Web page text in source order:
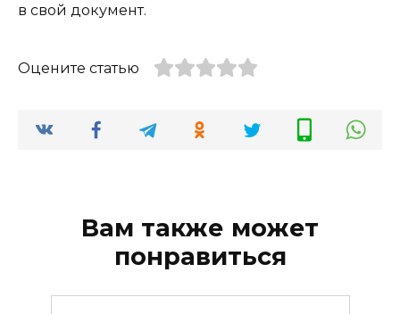
в свой документ.
Оцените статью
Вам также может
понравиться